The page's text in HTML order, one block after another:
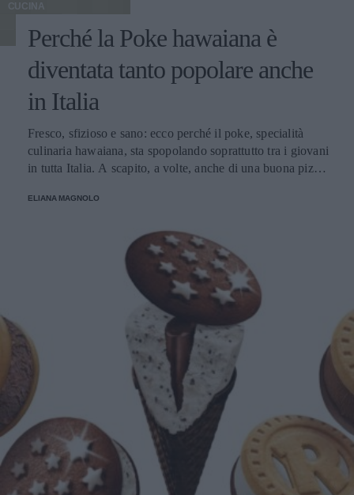
CUCINA
Perché la Poke hawaiana è
diventata tanto popolare anche
in Italia
Fresco, sfizioso e sano: ecco perché il poke, specialità
culinaria hawaiana, sta spopolando soprattutto tra i giovani
in tutta Italia. A scapito, a volte, anche di una buona pizza.
ELIANA MAGNOLO